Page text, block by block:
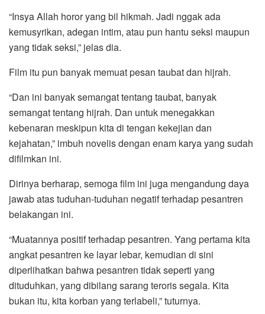
“Insya Allah horor yang bil hikmah. Jadi nggak ada
kemusyrikan, adegan intim, atau pun hantu seksi maupun
yang tidak seksi,” jelas dia.
Film itu pun banyak memuat pesan taubat dan hijrah.
“Dan ini banyak semangat tentang taubat, banyak
semangat tentang hijrah. Dan untuk menegakkan
kebenaran meskipun kita di tengan kekejian dan
kejahatan,” imbuh novelis dengan enam karya yang sudah
difilmkan ini.
Dirinya berharap, semoga film ini juga mengandung daya
jawab atas tuduhan-tuduhan negatif terhadap pesantren
belakangan ini.
“Muatannya positif terhadap pesantren. Yang pertama kita
angkat pesantren ke layar lebar, kemudian di sini
diperlihatkan bahwa pesantren tidak seperti yang
dituduhkan, yang dibilang sarang teroris segala. Kita
bukan itu, kita korban yang terlabeli,” tuturnya.